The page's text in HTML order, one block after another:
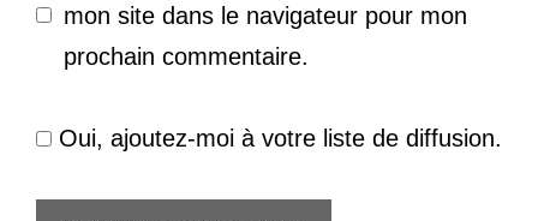
mon site dans le navigateur pour mon
prochain commentaire.
Oui, ajoutez-moi à votre liste de diffusion.